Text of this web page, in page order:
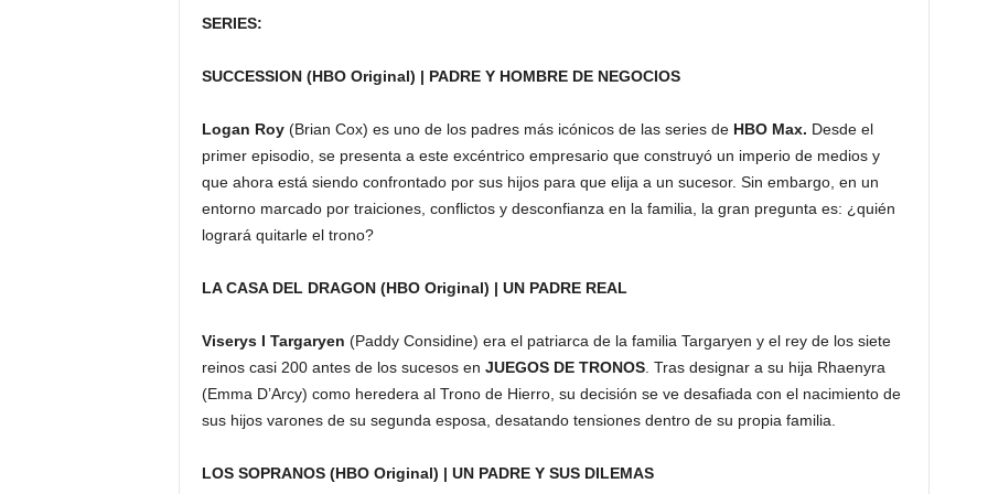
SERIES:
SUCCESSION (HBO Original) | PADRE Y HOMBRE DE NEGOCIOS
Logan Roy(Brian Cox) es uno de los padres más icónicos de las series de HBO Max. Desde el
primer episodio, se presenta a este excéntrico empresario que construyó un imperio de medios y
que ahora está siendo confrontado por sus hijos para que elija a un sucesor. Sin embargo, en un
entorno marcado por traiciones, conflictos y desconfianza en la familia, la gran pregunta es: ¿quién
logrará quitarle el trono?
LA CASA DEL DRAGON (HBO Original) | UN PADRE REAL
Viserys I Targaryen (Paddy Considine) era el patriarca de la familia Targaryen y el rey de los siete
reinos casi 200 antes de los sucesos en JUEGOS DE TRONOS. Tras designar a su hija Rhaenyra
(Emma D’Arcy) como heredera al Trono de Hierro, su decisión se ve desafiada con el nacimiento de
sus hijos varones de su segunda esposa, desatando tensiones dentro de su propia familia.
LOS SOPRANOS (HBO Original) | UN PADRE Y SUS DILEMAS